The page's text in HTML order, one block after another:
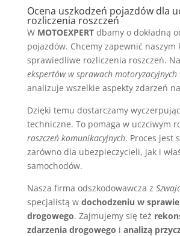
Ocena uszkodzeń pojazdów dla
rozliczenia roszczeń
W MOTOEXPERTdbamy o dokładną
pojazdów. Chcemy zapewnić naszym
sprawiedliwe rozliczenia roszczeń.
ekspertów w sprawach motoryzacyjnych
analizuje wszelkie aspekty zdarzeń
Dzięki temu dostarczamy
techniczne. To pomaga w uczciwym
roszczeń komunikacyjnych. Proces jest
zarówno dla ubezpieczycieli, jak i
samochodów.
Nasza firma odszkodowawcza z
specjalistą w dochodzeniu w
drogowego. Zajmujemy się też
zdarzenia drogowego i analizą